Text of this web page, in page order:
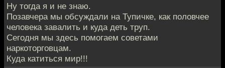
Ну тогда я и не знаю.
Позавчера мы обсуждали на Тупичке, как половчее
человека завалить и куда деть труп.
Сегодня мы здесь помогаем советами
наркоторговцам.
Куда катиться мир!!!